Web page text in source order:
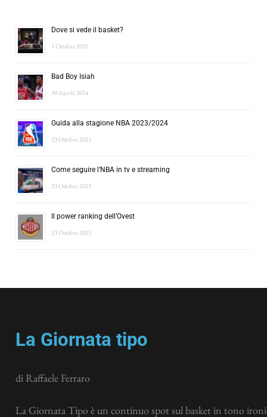
Dove si vede il basket?
1 Ottobre 2025
Bad Boy Isiah
30 Aprile 2024
Guida alla stagione NBA 2023/2024
23 Ottobre 2023
Come seguire l’NBA in tv e streaming
23 Ottobre 2023
Il power ranking dell’Ovest
23 Ottobre 2023
La Giornata tipo
di Raffaele Ferraro
La Giornata Tipo è un continuo spot sul basket in tono